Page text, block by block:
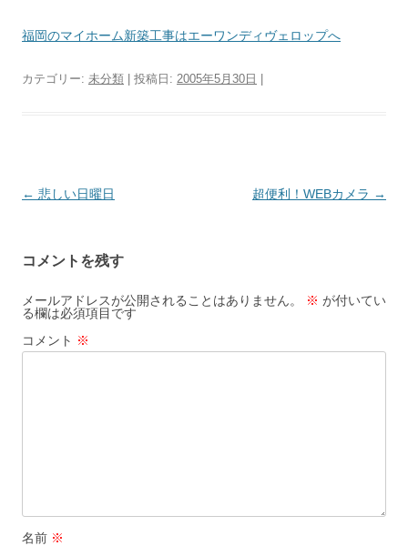
福岡のマイホーム新築工事はエーワンディヴェロップへ
カテゴリー: 未分類 | 投稿日: 2005年5月30日 |
投
ビ
ゲ
ー
シ
← 悲しい日曜日 超便利！WEBカメラ →
コメントを残す
メールアドレスが公開されることはありません。 ※ が付いてい
る欄は必須項目です
コメント ※
名前 ※